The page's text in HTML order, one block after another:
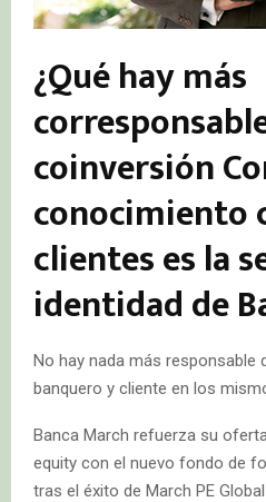
¿Qué hay más
coinversión
conocimiento
clientes es la
identidad de
No hay nada más responsable
banquero y cliente en los
Banca March refuerza su
equity con el nuevo fondo de
tras el éxito de March PE Global